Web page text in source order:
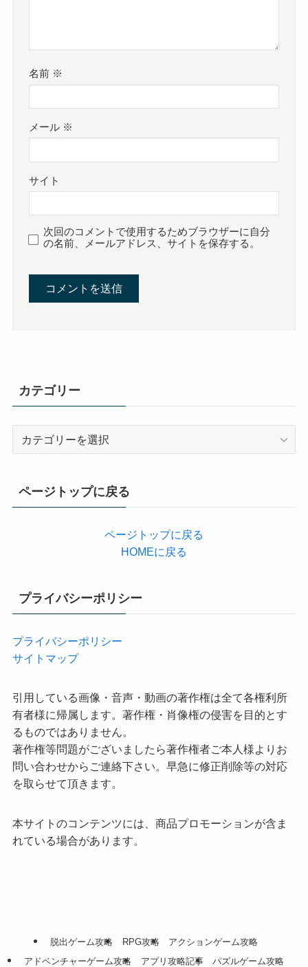
名前 ※
メール ※
サイト
次回のコメントで使用するためブラウザーに自分
の名前、メールアドレス、サイトを保存する。
カテゴリー
ページトップに戻る
ページトップに戻る
HOMEに戻る
プライバシーポリシー
プライバシーポリシー
サイトマップ
引用している画像・音声・動画の著作権は全て各権利所
有者様に帰属します。著作権・肖像権の侵害を目的とす
るものではありません。
著作権等問題がございましたら著作権者ご本人様よりお
問い合わせからご連絡下さい。早急に修正削除等の対応
を取らせて頂きます。
本サイトのコンテンツには、商品プロモーションが含ま
れている場合があります。
脱出ゲーム攻略 RPG攻略
アクションゲーム攻略
アドベンチャーゲーム攻略
アプリ攻略記事 パズルゲーム攻略